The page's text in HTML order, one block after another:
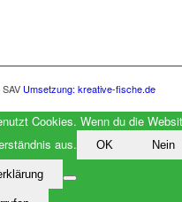
Umsetzung: kreative-fische.de
Cookies. Wenn du die
aus.
OK Nein